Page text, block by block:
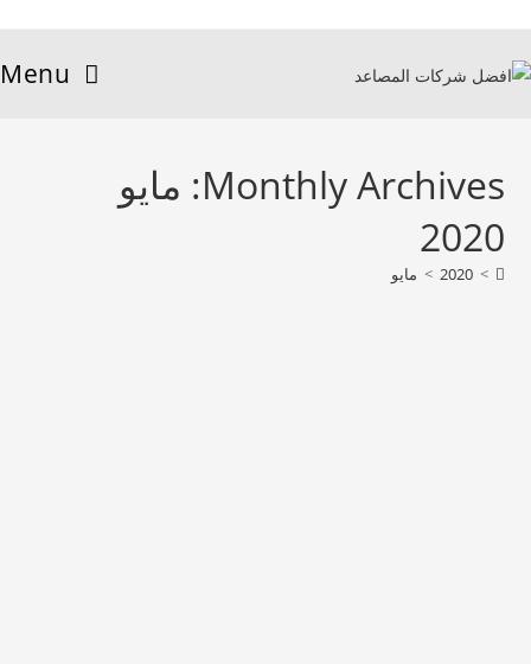
Menu
Monthly Archives: مايو
2020
>
2020
> مايو